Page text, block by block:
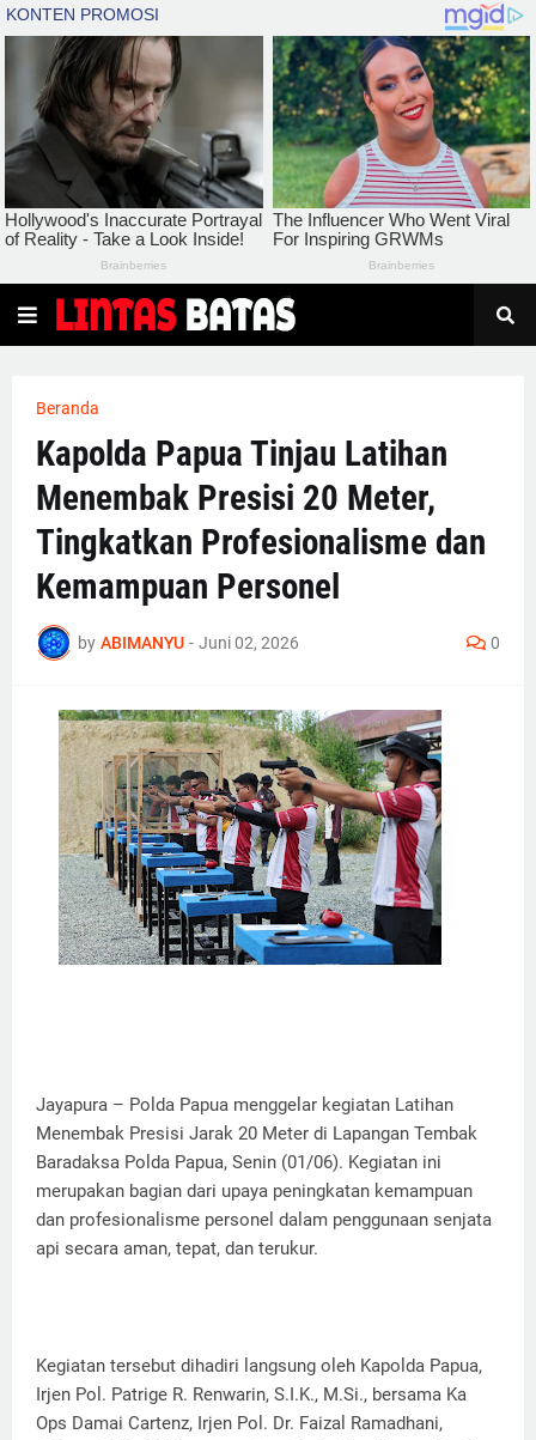
Beranda
Kapolda Papua Tinjau Latihan
Menembak Presisi 20 Meter,
Tingkatkan Profesionalisme dan
Kemampuan Personel
by ABIMANYU - Juni 02, 2026 0
Jayapura – Polda Papua menggelar kegiatan Latihan
Menembak Presisi Jarak 20 Meter di Lapangan Tembak
Baradaksa Polda Papua, Senin (01/06). Kegiatan ini
merupakan bagian dari upaya peningkatan kemampuan
dan profesionalisme personel dalam penggunaan senjata
api secara aman, tepat, dan terukur.
Kegiatan tersebut dihadiri langsung oleh Kapolda Papua,
Irjen Pol. Patrige R. Renwarin, S.I.K., M.Si., bersama Ka
Ops Damai Cartenz, Irjen Pol. Dr. Faizal Ramadhani,